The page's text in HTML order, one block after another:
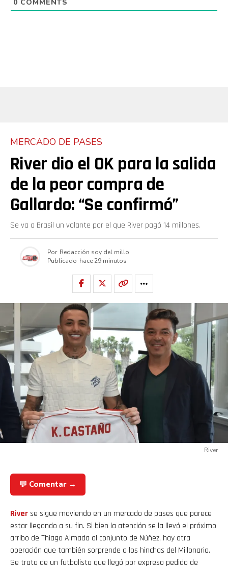
0 COMMENTS
MERCADO DE PASES
River dio el OK para la salida
de la peor compra de
Gallardo: “Se confirmó”
Se va a Brasil un volante por el que River pagó 14 millones.
Por Redacción soy del millo
Publicado hace 29 minutos
River
💬 Comentar →
Riverse sigue moviendo en un mercado de pases que parece
estar llegando a su fin. Si bien la atención se la llevó el próximo
arribo de Thiago Almada al conjunto de Núñez, hay otra
operación que también sorprende a los hinchas del Millonario.
Se trata de un futbolista que llegó por expreso pedido de